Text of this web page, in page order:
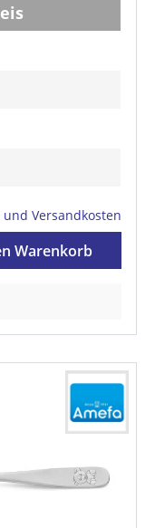
Versandkosten
Warenkorb